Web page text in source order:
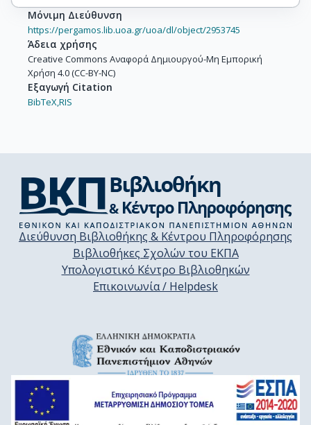
Μόνιμη Διεύθυνση
https://pergamos.lib.uoa.gr/uoa/dl/object/2953745
Άδεια χρήσης
Creative Commons Αναφορά Δημιουργού-Μη Εμπορική
Χρήση 4.0 (CC-BY-NC)
Εξαγωγή Citation
BibTeX,RIS
Διεύθυνση Βιβλιοθήκης & Κέντρου Πληροφόρησης
Βιβλιοθήκες Σχολών του ΕΚΠΑ
Υπολογιστικό Κέντρο Βιβλιοθηκών
Επικοινωνία / Helpdesk